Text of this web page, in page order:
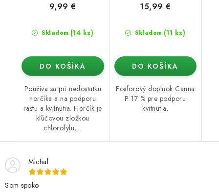
Skladom (14 ks)
9,99 €
DO KOŠÍKA
Používa sa pri nedostatku
horčíka a na podporu
rastu a kvitnutia. Horčík je
kľúčovou zložkou
chlorofylu,...
Skladom (11 ks)
15,99 €
DO KOŠÍKA
Fosforový doplnok Canna
P 17 % pre podporu
kvitnutia.
Michal
Som spoko